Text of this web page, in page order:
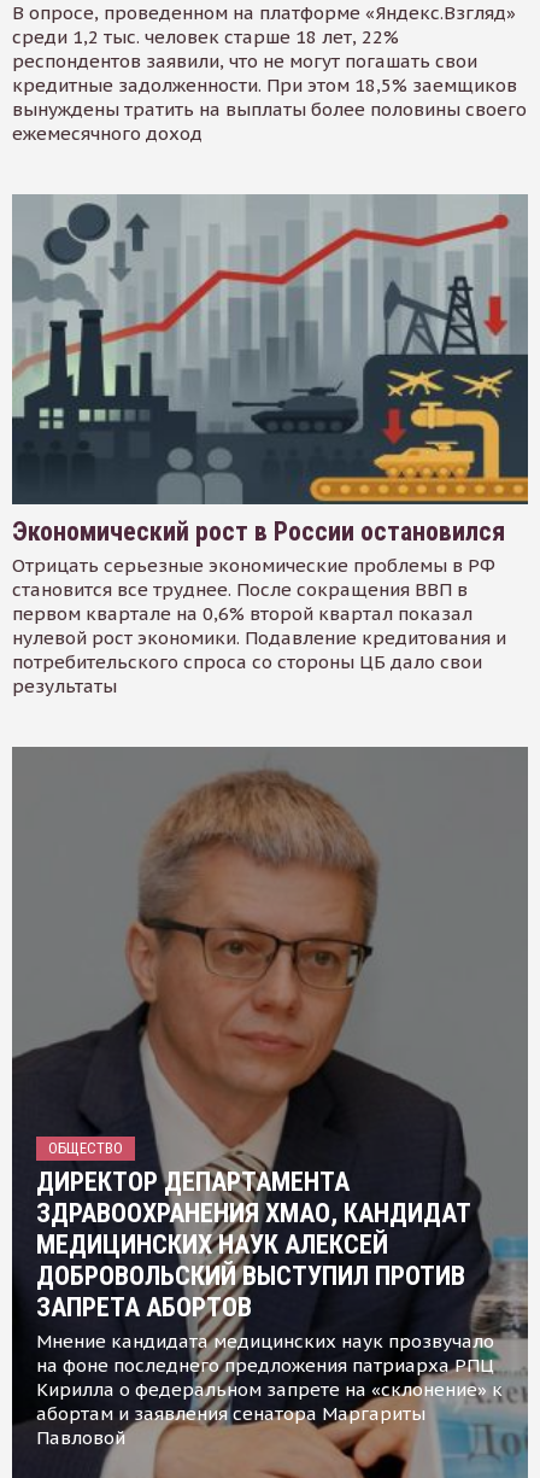
В опросе, проведенном на платформе «Яндекс.Взгляд»
среди 1,2 тыс. человек старше 18 лет, 22%
респондентов заявили, что не могут погашать свои
кредитные задолженности. При этом 18,5% заемщиков
вынуждены тратить на выплаты более половины своего
ежемесячного доход
Экономический рост в России остановился
Отрицать серьезные экономические проблемы в РФ
становится все труднее. После сокращения ВВП в
первом квартале на 0,6% второй квартал показал
нулевой рост экономики. Подавление кредитования и
потребительского спроса со стороны ЦБ дало свои
результаты
ОБЩЕСТВО
ДИРЕКТОР ДЕПАРТАМЕНТА
ЗДРАВООХРАНЕНИЯ ХМАО, КАНДИДАТ
МЕДИЦИНСКИХ НАУК АЛЕКСЕЙ
ДОБРОВОЛЬСКИЙ ВЫСТУПИЛ ПРОТИВ
ЗАПРЕТА АБОРТОВ
Мнение кандидата медицинских наук прозвучало
на фоне последнего предложения патриарха РПЦ
Кирилла о федеральном запрете на «склонение» к
абортам и заявления сенатора Маргариты
Павловой